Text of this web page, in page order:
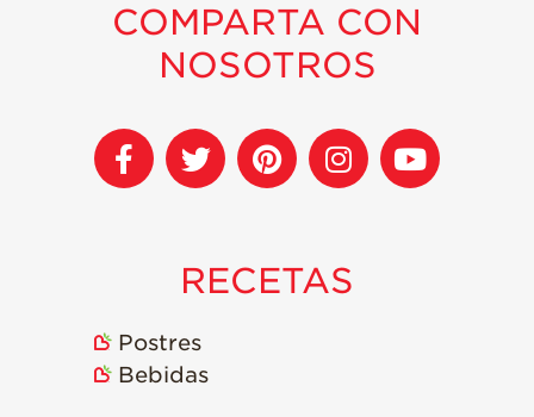
COMPARTA CON
NOSOTROS
RECETAS
Postres
Bebidas